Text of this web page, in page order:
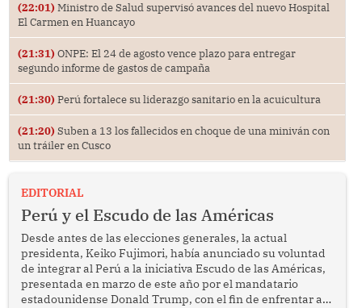
(22:01) Ministro de Salud supervisó avances del nuevo Hospital
El Carmen en Huancayo
(21:31) ONPE: El 24 de agosto vence plazo para entregar
segundo informe de gastos de campaña
(21:30) Perú fortalece su liderazgo sanitario en la acuicultura
(21:20) Suben a 13 los fallecidos en choque de una miniván con
un tráiler en Cusco
EDITORIAL
Perú y el Escudo de las Américas
Desde antes de las elecciones generales, la actual
presidenta, Keiko Fujimori, había anunciado su voluntad
de integrar al Perú a la iniciativa Escudo de las Américas,
presentada en marzo de este año por el mandatario
estadounidense Donald Trump, con el fin de enfrentar al